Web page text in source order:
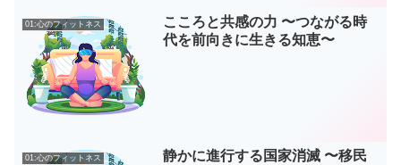
01:心のフィットネス
こころと共感の力 〜つながる時
代を前向きに生きる知恵〜
01:心のフィットネス
静かに進行する国家消滅 〜移民